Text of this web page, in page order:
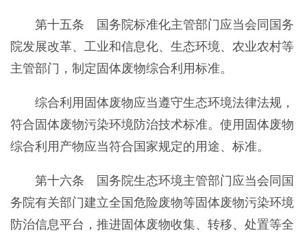
第十五条 国务院标准化主管部门应当会同国务
院发展改革、工业和信息化、生态环境、农业农村等
主管部门，制定固体废物综合利用标准。
综合利用固体废物应当遵守生态环境法律法规，
符合固体废物污染环境防治技术标准。使用固体废物
综合利用产物应当符合国家规定的用途、标准。
第十六条 国务院生态环境主管部门应当会同国
务院有关部门建立全国危险废物等固体废物污染环境
防治信息平台，推进固体废物收集、转移、处置等全